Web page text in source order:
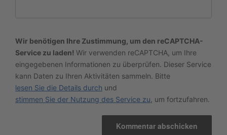
Wir benötigen Ihre Zustimmung, um den reCAPTCHA-
Service zu laden! Wir verwenden reCAPTCHA, um Ihre
eingegebenen Informationen zu überprüfen. Dieser Service
kann Daten zu Ihren Aktivitäten sammeln. Bitte
lesen Sie die Details durch und
stimmen Sie der Nutzung des Service zu , um fortzufahren.